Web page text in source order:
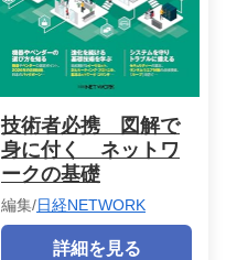
技術者必携 図解で
身に付く ネットワ
ークの基礎
編集/日経NETWORK
詳細を見る